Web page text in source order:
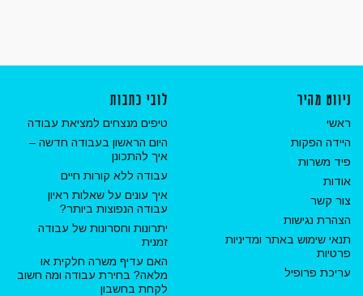
ניווט מהיר
ראשי
היידה הפקות
פיד משרות
אודות
צור קשר
הצהרת נגישות
תנאי שימוש באתר ומדיניות
פרטיות
עריכת פרופיל
לובי כתבות
טיפים מנצחים למציאת עבודה
היום הראשון בעבודה חדשה –
איך להתכונן
עבודה ללא קורות חיים
איך עונים על שאלות ראיון
עבודה הנפוצות ביותר?
יתרונות וחסרונות של עבודה
זמנית
האם עדיף משרה חלקית או
מלאה? בחירת עבודה ומה חשוב
לקחת בחשבון